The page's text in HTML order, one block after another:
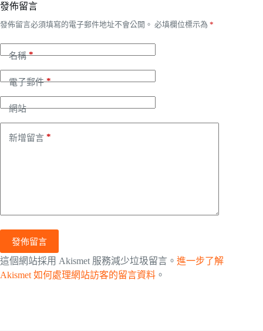
發佈留言
發佈留言必須填寫的電子郵件地址不會公開。 必填欄位標示為 *
名稱*
電子郵件*
網站
新增留言 *
發佈留言
這個網站採用 Akismet 服務減少垃圾留言。 進一步了解
Akismet 如何處理網站訪客的留言資料 。